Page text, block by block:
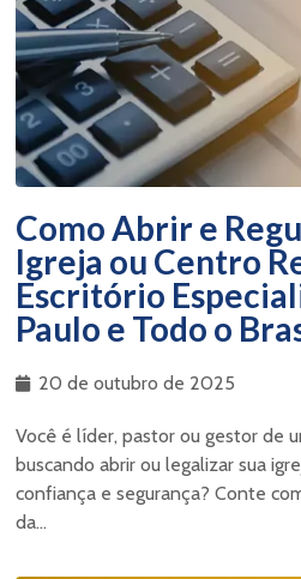
Como Abrir e
Igreja ou Centro
Escritório
Paulo e Todo o
20 de outubro de 2025
Você é líder, pastor ou gestor de
buscando abrir ou legalizar sua
confiança e segurança? Conte
da...